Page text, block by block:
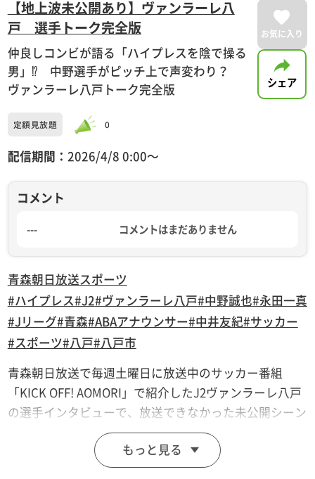
【地上波未公開あり】ヴァンラーレ八
戸 選手トーク完全版
仲良しコンビが語る「ハイプレスを陰で操る
男」⁉ 中野選手がピッチ上で声変わり？
ヴァンラーレ八戸トーク完全版
定額見放題 0
配信期間： 2026/4/8 0:00〜
お気に入り
シェア
コメント
--- コメントはまだありません
青森朝日放送 スポーツ
#ハイプレス#J2#ヴァンラーレ八戸#中野誠也#永田一真
#Jリーグ#青森#ABAアナウンサー#中井友紀#サッカー
#スポーツ#八戸#八戸市
青森朝日放送で毎週土曜日に放送中のサッカー番組
「KICK OFF! AOMORI」で紹介したJ2ヴァンラーレ八戸
の選手インタビューで、放送できなかった未公開シーン
も織り交ぜた完全版。今季は最新作限定で無料配信！
（最長2週間まで）
今回は、ヴァンラーレの前線で攻守に躍動するFW中野
もっと見る